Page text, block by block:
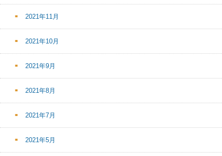
2021年11月
2021年10月
2021年9月
2021年8月
2021年7月
2021年5月